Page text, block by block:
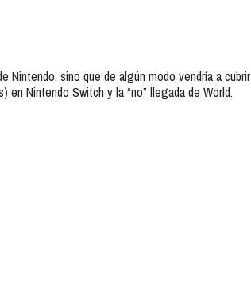
Nintendo, sino que de algún modo vendría a cubrir
Nintendo Switch y la “no” llegada de World.